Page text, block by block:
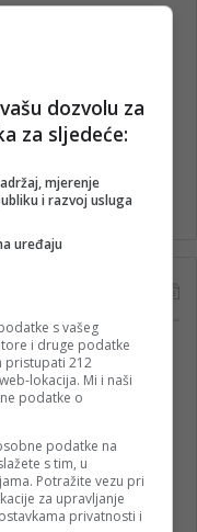
nakon
li
je poziv visokom
što je jučer u
BiH-Jovan Divjak“
22 godine imao
iznenadili
i besplatnim
dozvolu za
za sljedeće:
mjerenje
i razvoj usluga
uređaju
s vašeg
i druge podatke
pristupati 212
lokacija. Mi i naši
podatke o
podatke na
s tim, u
Potražite vezu pri
za upravljanje
privatnosti i